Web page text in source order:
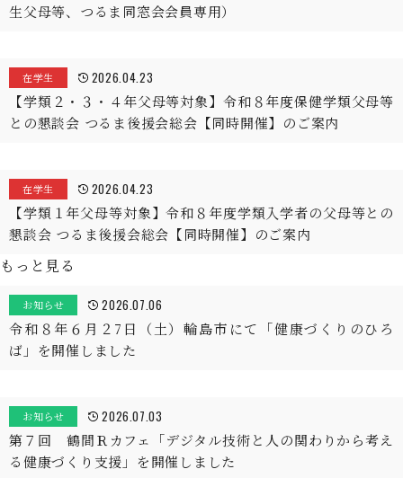
生父母等、つるま同窓会会員専用）
在学生 2026.04.23
【学類２・３・４年父母等対象】令和８年度保健学類父母等
との懇談会 つるま後援会総会【同時開催】のご案内
在学生 2026.04.23
【学類１年父母等対象】令和８年度学類入学者の父母等との
懇談会 つるま後援会総会【同時開催】のご案内
もっと見る
お知らせ 2026.07.06
令和８年６月２7日（土）輪島市にて「健康づくりのひろ
ば」を開催しました
お知らせ 2026.07.03
第７回 鶴間Ｒカフェ「デジタル技術と人の関わりから考え
る健康づくり支援」を開催しました